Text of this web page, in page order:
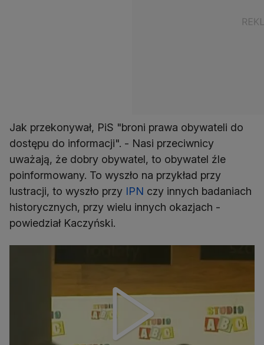
Jak przekonywał, PiS "broni prawa obywateli do
dostępu do informacji". - Nasi przeciwnicy
uważają, że dobry obywatel, to obywatel źle
poinformowany. To wyszło na przykład przy
lustracji, to wyszło przy IPN czy innych badaniach
historycznych, przy wielu innych okazjach -
powiedział Kaczyński.